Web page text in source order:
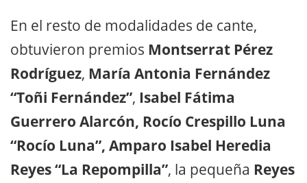
En el resto de modalidades de cante,
obtuvieron premios Montserrat Pérez
Rodríguez, María Antonia Fernández
“Toñi Fernández”, Isabel Fátima
Guerrero Alarcón, Rocío Crespillo Luna
“Rocío Luna”, Amparo Isabel Heredia
Reyes “La Repompilla”, la pequeña Reyes